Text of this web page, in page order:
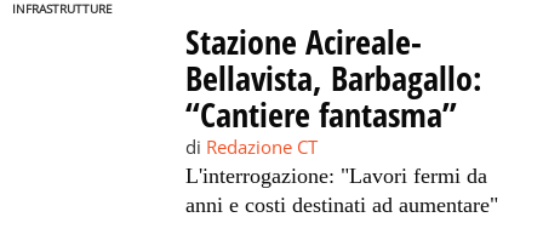
INFRASTRUTTURE
Stazione Acireale-
Bellavista, Barbagallo:
“Cantiere fantasma”
di Redazione CT
L'interrogazione: "Lavori fermi da
anni e costi destinati ad aumentare"